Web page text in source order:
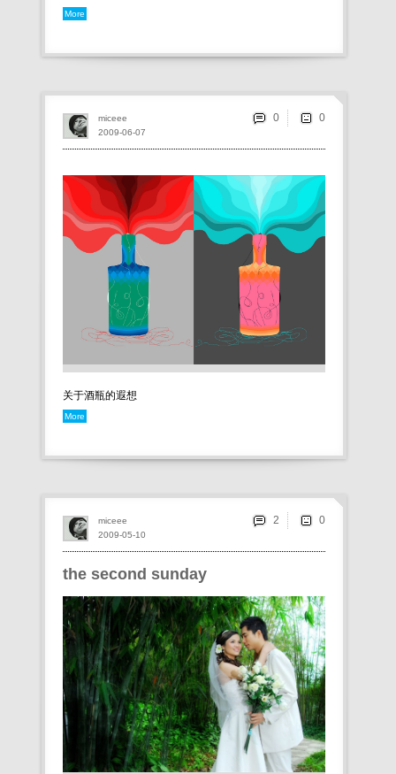
More
关于酒瓶的遐想
More
2009-06-07
miceee 0
the second sunday
2009-05-10
miceee 2